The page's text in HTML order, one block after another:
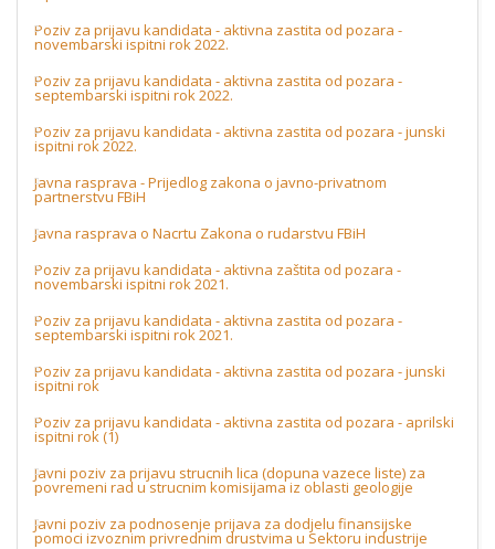
Poziv za prijavu kandidata - aktivna zastita od pozara -
novembarski ispitni rok 2022.
Poziv za prijavu kandidata - aktivna zastita od pozara -
septembarski ispitni rok 2022.
Poziv za prijavu kandidata - aktivna zastita od pozara - junski
ispitni rok 2022.
Javna rasprava - Prijedlog zakona o javno-privatnom
partnerstvu FBiH
Javna rasprava o Nacrtu Zakona o rudarstvu FBiH
Poziv za prijavu kandidata - aktivna zaštita od pozara -
novembarski ispitni rok 2021.
Poziv za prijavu kandidata - aktivna zastita od pozara -
septembarski ispitni rok 2021.
Poziv za prijavu kandidata - aktivna zastita od pozara - junski
ispitni rok
Poziv za prijavu kandidata - aktivna zastita od pozara - aprilski
ispitni rok (1)
Javni poziv za prijavu strucnih lica (dopuna vazece liste) za
povremeni rad u strucnim komisijama iz oblasti geologije
Javni poziv za podnosenje prijava za dodjelu finansijske
pomoci izvoznim privrednim drustvima u Sektoru industrije